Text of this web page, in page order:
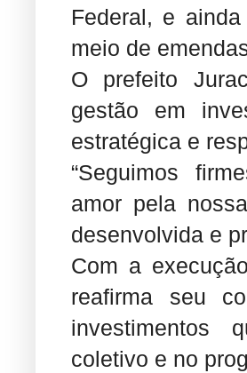
Federal, e
meio de
O prefeito
gestão em
estratégica e
“Seguimos
amor pela
desenvolvida e
Com a
reafirma seu
investimentos
coletivo e no